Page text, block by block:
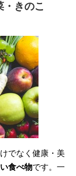
・きのこ
でなく健康・美
食べ物です。一